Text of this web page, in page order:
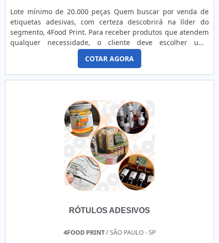
Lote mínimo de 20.000 peças Quem buscar por venda de
etiquetas adesivas, com certeza descobrirá na líder do
segmento, 4Food Print. Para receber produtos que atendem
qualquer necessidade, o cliente deve escolher uma
organização que se destaque por um bom suporte pré-
venda e tenha ampla experiência no ramo.Quando a
temática é venda de etiquetas adesivas, com a melhor mão
de obra da 4Food Print o cliente obterá assertividade e
COTAR AGORA
RÓTULOS ADESIVOS
4FOOD PRINT/ SÃO PAULO - SP